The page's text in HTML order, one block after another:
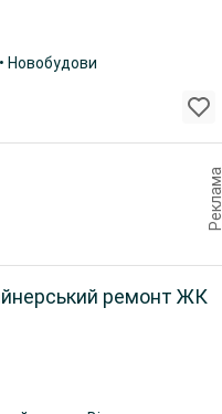
Новобудови
Реклама
ремонт ЖК